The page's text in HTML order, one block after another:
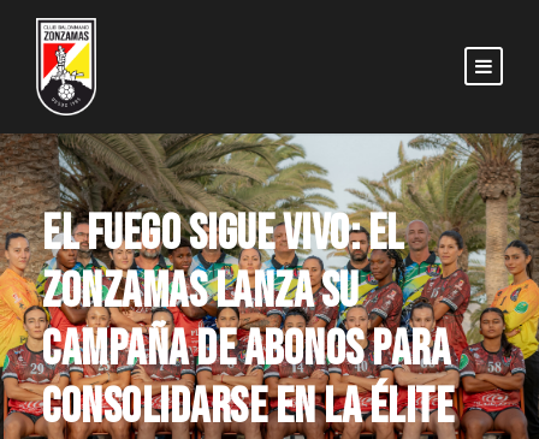
El fuego sigue vivo: el
Zonzamas lanza su
campaña de abonos para
consolidarse en la élite